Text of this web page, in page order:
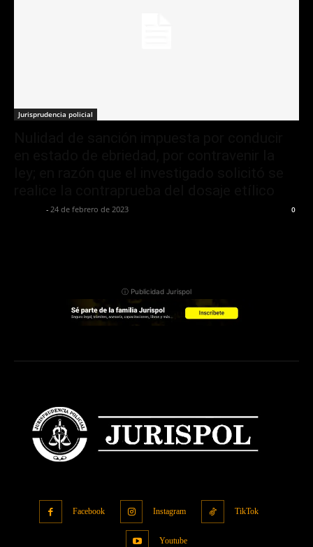
Jurisprudencia policial
- 24 de febrero de 2023 0
ⓘ Publicidad Jurispol
Facebook Instagram TikTok
Youtube